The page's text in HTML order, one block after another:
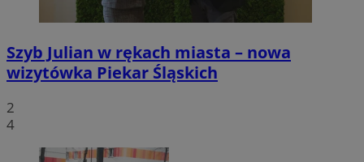
Szyb Julian w rękach miasta – nowa
wizytówka Piekar Śląskich
2
4